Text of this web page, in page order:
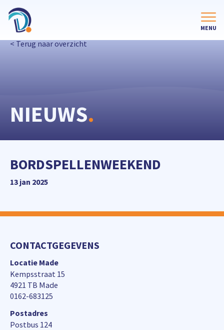
< Terug naar overzicht
NIEUWS.
BORDSPELLENWEEKEND
13 jan 2025
CONTACTGEGEVENS
Locatie Made
Kempsstraat 15
4921 TB Made
0162-683125
Postadres
Postbus 124